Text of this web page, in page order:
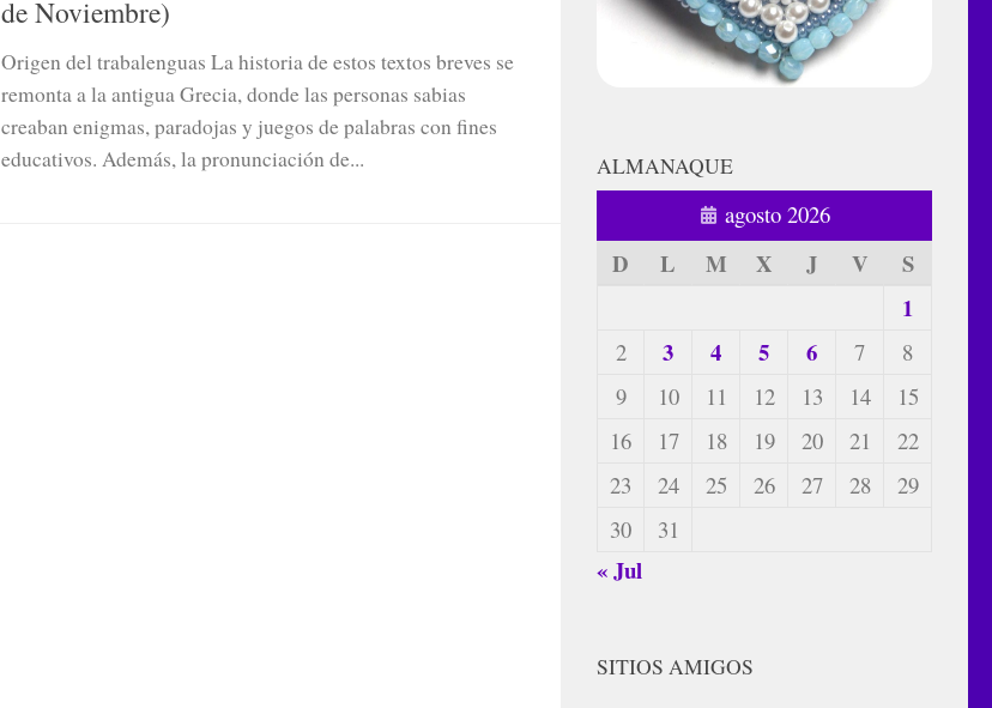
de Noviembre)
Origen del trabalenguas La historia de estos textos breves se
remonta a la antigua Grecia, donde las personas sabias
creaban enigmas, paradojas y juegos de palabras con fines
educativos. Además, la pronunciación de...
ALMANAQUE
agosto 2026
D L M X J V
S
1
2 3 4 5 6 7
8
9
10 11 12 13 14
15
16
17 18 19 20 21
22
23
24 25 26 27 28
29
30
31
« Jul
SITIOS AMIGOS